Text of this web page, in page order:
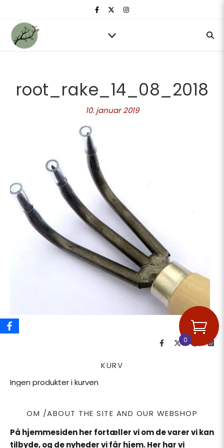
root_rake_14_08_2018
10. januar 2019
KURV
Ingen produkter i kurven
OM /ABOUT THE SITE AND OUR WEBSHOP
På hjemmesiden her fortæller vi om de varer vi kan
tilbyde, og de nyheder vi får hjem. Her har vi
0